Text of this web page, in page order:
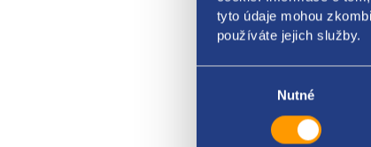
tyto údaje mohou
používáte jejich služby.
Nutné